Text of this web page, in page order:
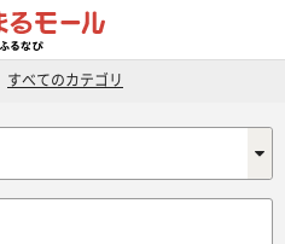
すべてのカテゴリ